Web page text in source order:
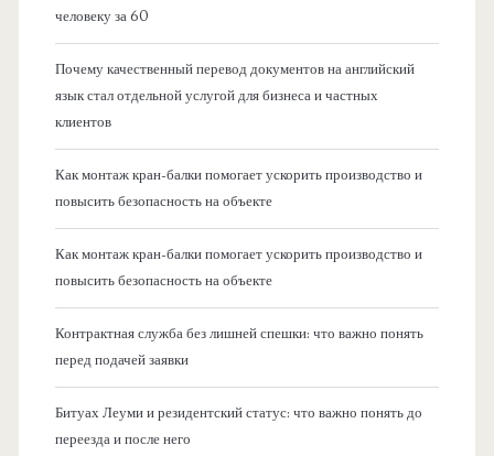
человеку за 60
Почему качественный перевод документов на английский
язык стал отдельной услугой для бизнеса и частных
клиентов
Как монтаж кран-балки помогает ускорить производство и
повысить безопасность на объекте
Как монтаж кран-балки помогает ускорить производство и
повысить безопасность на объекте
Контрактная служба без лишней спешки: что важно понять
перед подачей заявки
Битуах Леуми и резидентский статус: что важно понять до
переезда и после него